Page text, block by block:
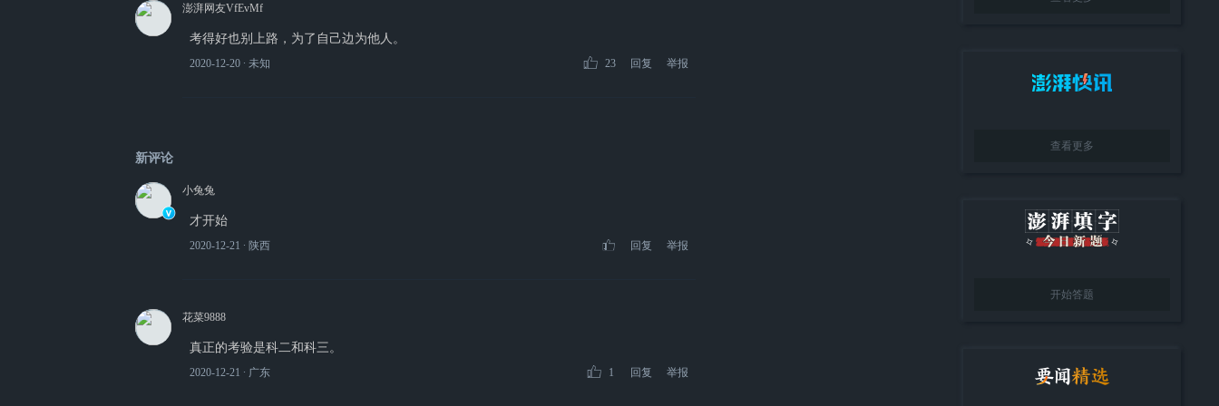
澎湃网友VfEvMf
考得好也别上路，为了自己边为他人。
2020-12-20 ∙ 未知 23 回复 举报
新评论
小兔兔
才开始
2020-12-21 ∙ 陕西 回复 举报
花菜9888
真正的考验是科二和科三。
2020-12-21 ∙ 广东 1 回复 举报
查看更多
开始答题